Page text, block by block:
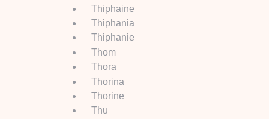
Thiphaine
Thiphania
Thiphanie
Thom
Thora
Thorina
Thorine
Thu